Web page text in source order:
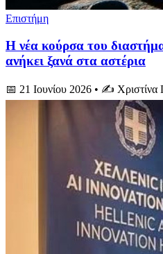
Επιστήμη
Η νέα κούρσα του
ανήκει ξανά στα αστέρια
📅 21 Ιουνίου 2026 • ✍️ Χριστίνα